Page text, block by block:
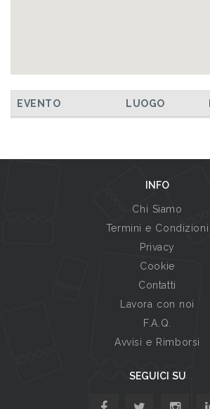
EVENTO LUOGO
INFO
Chi Siamo
Termini e Condizioni
Privacy
Cookie
Contatti
Lavora con noi
F.A.Q.
Avvisi e Rimborsi
SEGUICI SU